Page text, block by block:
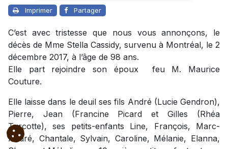
Imprimer Partager
C’est avec tristesse que nous vous annonçons, le
décès de Mme Stella Cassidy, survenu à Montréal, le 2
décembre 2017, à l’âge de 98 ans.
Elle part rejoindre son époux feu M. Maurice
Couture.
Elle laisse dans le deuil ses fils André (Lucie Gendron),
Pierre, Jean (Francine Picard et Gilles (Rhéa
Turcotte), ses petits-enfants Line, François, Marc-
André, Chantale, Sylvain, Caroline, Mélanie, Elanna,